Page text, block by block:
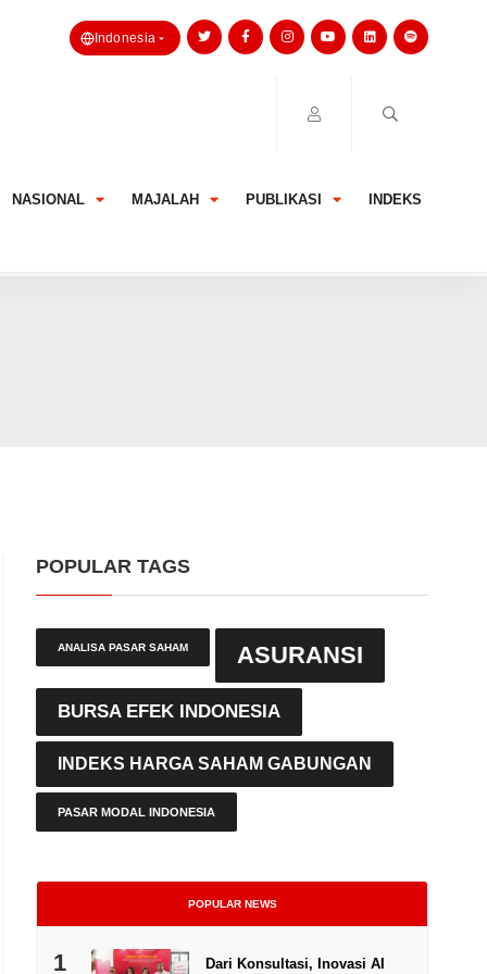
Indonesia
NASIONAL MAJALAH PUBLIKASI INDEKS
POPULAR TAGS
ANALISA PASAR SAHAM ASURANSI
BURSA EFEK INDONESIA
INDEKS HARGA SAHAM GABUNGAN
PASAR MODAL INDONESIA
POPULAR NEWS
1
Dari Konsultasi, Inovasi AI